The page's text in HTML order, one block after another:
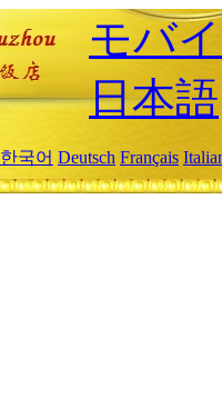
モバ
日本語
한국어 Deutsch Français